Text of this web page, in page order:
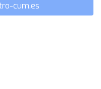
cum.es